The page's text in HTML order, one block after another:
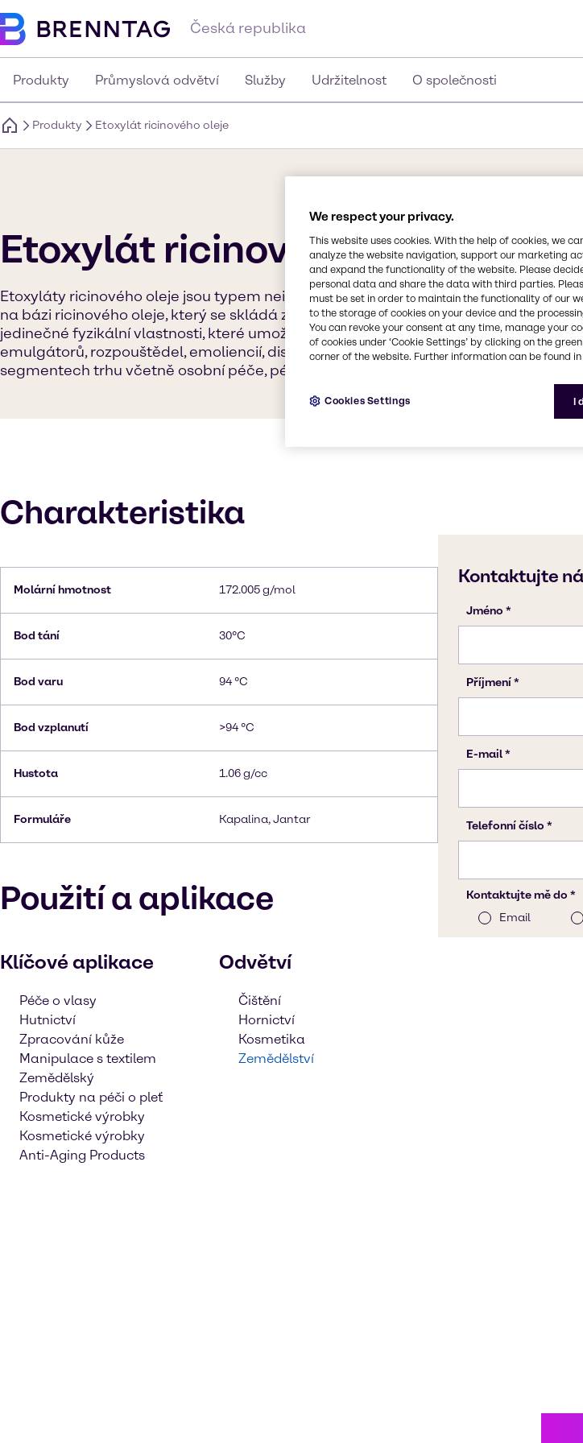
Česká republika
Produkty Průmyslová odvětví Služby Udržitelnost O společnosti
Produkty Etoxylát ricinového oleje
Etoxylát ricinového oleje
Etoxyláty ricinového oleje jsou typem neiontového etoxylátu rostlinného oleje
na bázi ricinového oleje, který se skládá z tradičních mastných kyselin. Mají
jedinečné fyzikální vlastnosti, které umožňují jejich použití jako univerzálních
emulgátorů, rozpouštědel, emoliencií, dispergátorů a maziv v různých
segmentech trhu včetně osobní péče, péče o domácnost a agrochemikálií.
Číslo
Charakteristika
Molární hmotnost 172.005 g/mol
Bod tání 30°C
Bod varu 94 °C
Bod vzplanutí >94 °C
Hustota 1.06 g/cc
Formuláře Kapalina, Jantar
Použití a aplikace
Klíčové aplikace
Péče o vlasy
Hutnictví
Zpracování kůže
Manipulace s textilem
Zemědělský
Produkty na péči o pleť
Kosmetické výrobky
Kosmetické výrobky
Anti-Aging Products
Odvětví
Čištění
Hornictví
Kosmetika
Zemědělství
We respect your privacy.
This website uses cookies. With the help of cookies, we
analyze the website navigation, support our marketing
and expand the functionality of the website. Please
personal data and share the data with third parties.
must be set in order to maintain the functionality of our
to the storage of cookies on your device and the
You can revoke your consent at any time, manage your
of cookies under ‘Cookie Settings’ by clicking on the
corner of the website. Further information can be found in
I
Cookies Settings